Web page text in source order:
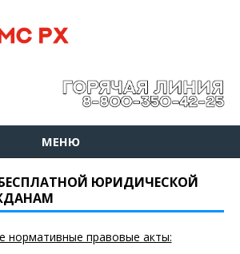
МЕНЮ
ЮРИДИЧЕСКОЙ
нормативные правовые акты: